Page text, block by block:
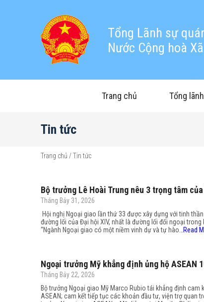
Tổng Lãnh sự
Nước Cộng hoà
Trang chủ Tổng
Tin tức
Trang chủ /Tin tức
Bộ trưởng Lê Hoài Trung nêu 3 trọng tâm
Tháng Bảy 31, 2026
Hội nghị Ngoại giao lần thứ 33 được xây dựng với tinh
đường lối của Đại hội XIV, nhất là đường lối đối ngoại
“Ngành Ngoại giao có một niềm vinh dự và tự hào…
Read
Ngoại trưởng Mỹ khẳng định ủng hộ
Tháng Bảy 22, 2026
Bộ trưởng Ngoại giao Mỹ Marco Rubio tái khẳng định cam
ASEAN; cam kết tiếp tục các khoản đầu tư, viện trợ quan